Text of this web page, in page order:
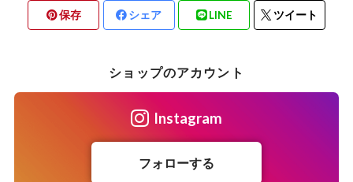
保存 シェア LINE ツイート
ショップのアカウント
Instagram
フォローする